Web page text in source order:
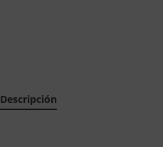
Descripción